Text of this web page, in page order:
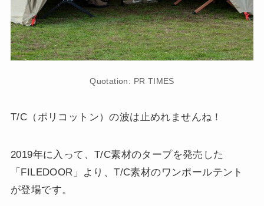
Quotation: PR TIMES
T/C（ポリコットン）の波は止めれませんね！
2019年に入って、T/C素材のタープを発売した
「FILEDOOR」より、T/C素材のワンポールテント
が登場です。